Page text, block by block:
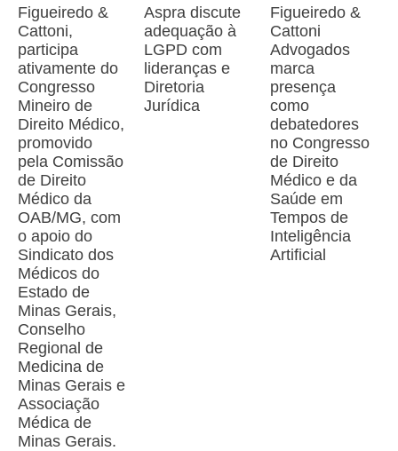
Figueiredo &
Cattoni,
participa
ativamente do
Congresso
Mineiro de
Direito Médico,
promovido
pela Comissão
de Direito
Médico da
OAB/MG, com
o apoio do
Sindicato dos
Médicos do
Estado de
Minas Gerais,
Conselho
Regional de
Medicina de
Minas Gerais e
Associação
Médica de
Minas Gerais.
Aspra discute
adequação à
LGPD com
lideranças e
Diretoria
Jurídica
Figueiredo &
Cattoni
Advogados
marca
presença
como
debatedores
no Congresso
de Direito
Médico e da
Saúde em
Tempos de
Inteligência
Artificial